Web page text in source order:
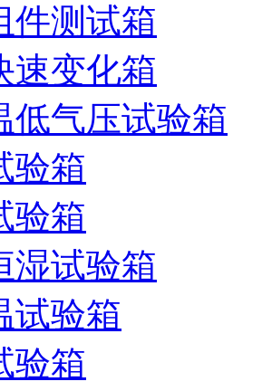
件测试箱
速变化箱
低气压试验箱
验箱
验箱
湿试验箱
试验箱
验箱